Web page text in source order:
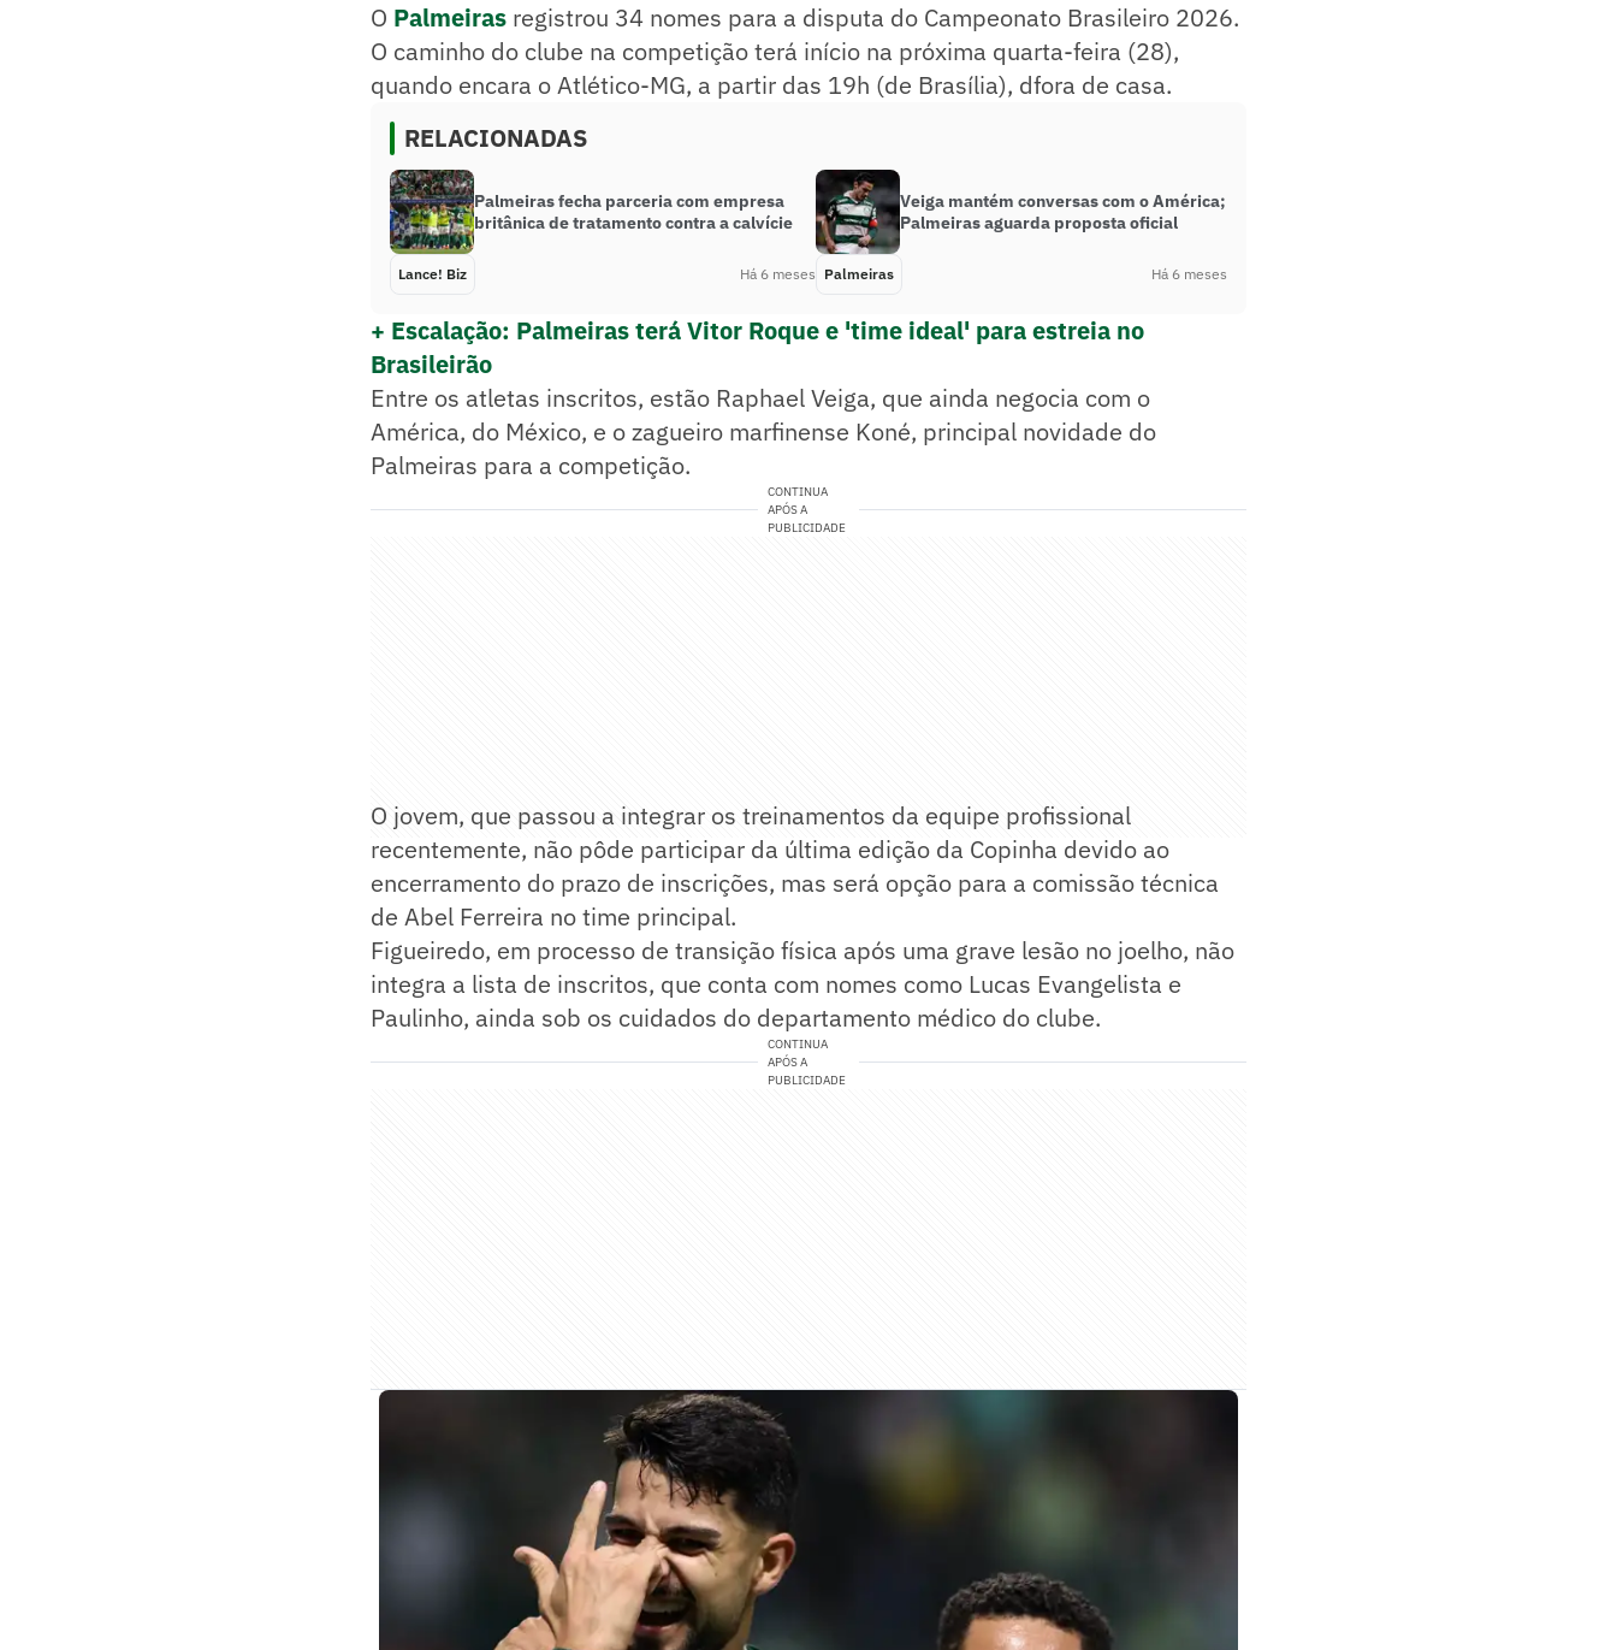
O Palmeiras registrou 34 nomes para a disputa do Campeonato Brasileiro 2026.
O caminho do clube na competição terá início na próxima quarta-feira (28),
quando encara o Atlético-MG, a partir das 19h (de Brasília), dfora de casa.
RELACIONADAS
Palmeiras fecha parceria com empresa
britânica de tratamento contra a calvície
Lance! Biz Há 6 meses
Veiga mantém conversas com o América;
Palmeiras aguarda proposta oficial
Palmeiras Há 6 meses
+ Escalação: Palmeiras terá Vitor Roque e 'time ideal' para estreia no
Brasileirão
Entre os atletas inscritos, estão Raphael Veiga, que ainda negocia com o
América, do México, e o zagueiro marfinense Koné, principal novidade do
Palmeiras para a competição.
CONTINUA
APÓS A
PUBLICIDADE
O jovem, que passou a integrar os treinamentos da equipe profissional
recentemente, não pôde participar da última edição da Copinha devido ao
encerramento do prazo de inscrições, mas será opção para a comissão técnica
de Abel Ferreira no time principal.
Figueiredo, em processo de transição física após uma grave lesão no joelho, não
integra a lista de inscritos, que conta com nomes como Lucas Evangelista e
Paulinho, ainda sob os cuidados do departamento médico do clube.
CONTINUA
APÓS A
PUBLICIDADE